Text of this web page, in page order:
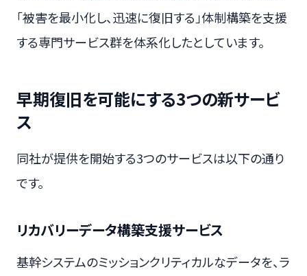
「被害を最小化し、迅速に復旧する」体制構築を支援
する専門サービス群を体系化したとしています。
早期復旧を可能にする3つの新サービ
ス
同社が提供を開始する3つのサービスは以下の通り
です。
リカバリーデータ構築支援サービス
基幹システムのミッションクリティカルなデータを、ラ